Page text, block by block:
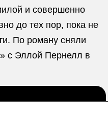
и совершенно
до тех пор, пока не
По роману сняли
с Эллой Пернелл в